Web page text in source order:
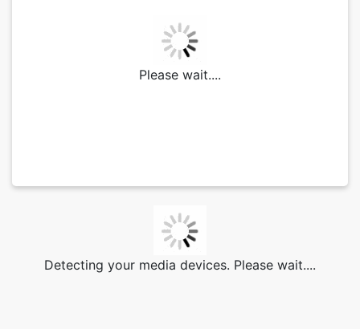
Please wait....
Detecting your media devices. Please wait....